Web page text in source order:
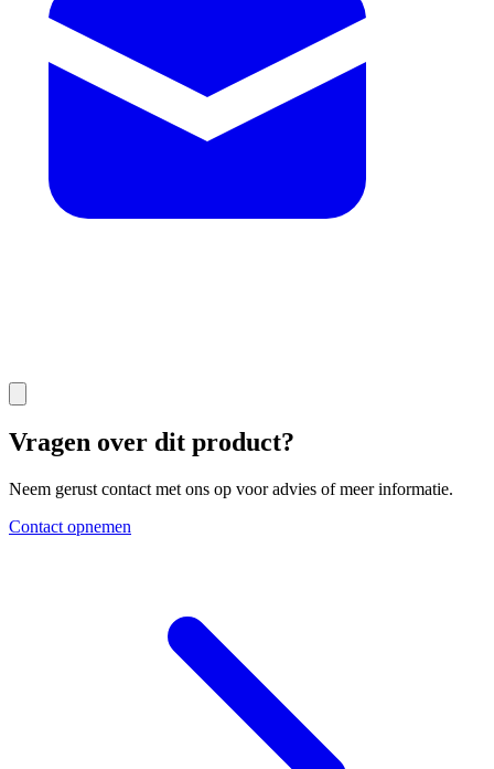
Vragen over dit product?
Neem gerust contact met ons op voor advies of meer informatie.
Contact opnemen